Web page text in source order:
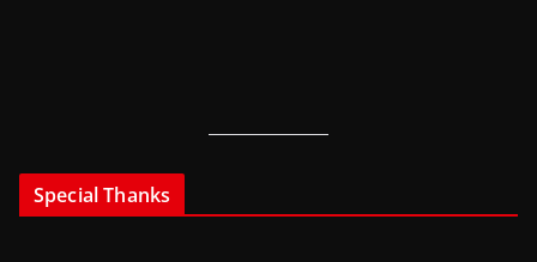
Special Thanks